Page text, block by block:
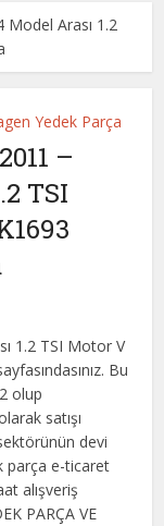
Model Arası 1.2
Yedek Parça
–
TSI
1.2 TSI Motor V
Bu
olup
satışı
devi
parça e-ticaret
alışveriş
PARÇA VE